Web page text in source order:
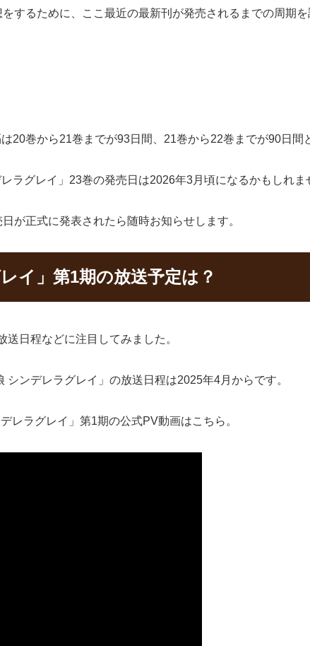
するために、ここ最近の最新刊が発売されるまでの周期を
20巻から21巻までが93日間、21巻から22巻までが90日間
ラグレイ」23巻の発売日は2026年3月頃になるかもしれま
が正式に発表されたら随時お知らせします。
イ」第1期の放送予定は？
日程などに注目してみました。
ンデレラグレイ」の放送日程は2025年4月からです。
レラグレイ」第1期の公式PV動画はこちら。